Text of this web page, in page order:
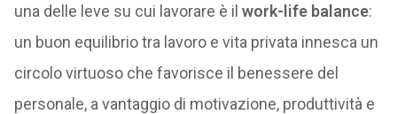
una delle leve su cui lavorare è il work-life balance:
un buon equilibrio tra lavoro e vita privata innesca un
circolo virtuoso che favorisce il benessere del
personale, a vantaggio di motivazione, produttività e